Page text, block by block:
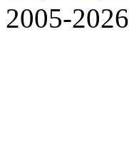
2005-2026